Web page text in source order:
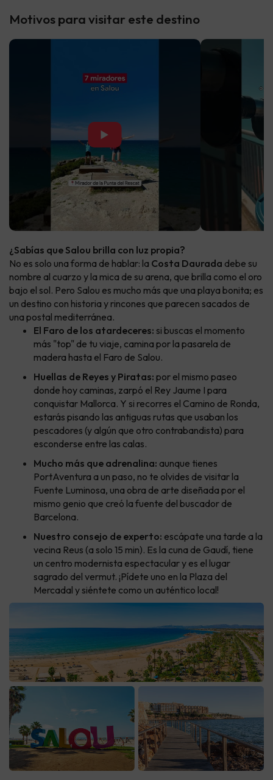
Motivos para visitar este destino
▶
¿Sabías que Salou brilla con luz propia?
No es solo una forma de hablar: la Costa Daurada debe su
nombre al cuarzo y la mica de su arena, que brilla como el oro
bajo el sol. Pero Salou es mucho más que una playa bonita; es
un destino con historia y rincones que parecen sacados de
una postal mediterránea.
El Faro de los atardeceres: si buscas el momento
más "top" de tu viaje, camina por la pasarela de
madera hasta el Faro de Salou.
Huellas de Reyes y Piratas: por el mismo paseo
donde hoy caminas, zarpó el Rey Jaume I para
conquistar Mallorca. Y si recorres el Camino de Ronda,
estarás pisando las antiguas rutas que usaban los
pescadores (y algún que otro contrabandista) para
esconderse entre las calas.
Mucho más que adrenalina: aunque tienes
PortAventura a un paso, no te olvides de visitar la
Fuente Luminosa, una obra de arte diseñada por el
mismo genio que creó la fuente del buscador de
Barcelona.
Nuestro consejo de experto: escápate una tarde a la
vecina Reus (a solo 15 min). Es la cuna de Gaudí, tiene
un centro modernista espectacular y es el lugar
sagrado del vermut. ¡Pídete uno en la Plaza del
Mercadal y siéntete como un auténtico local!